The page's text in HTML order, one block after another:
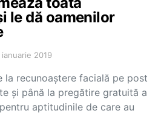
le dă oamenilor
ianuarie 2019
recunoaștere facială pe post
și până la pregătire gratuită a
aptitudinile de care au